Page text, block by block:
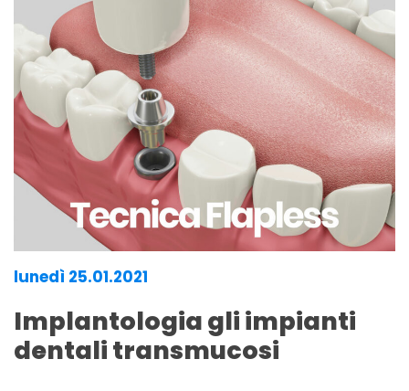
lunedì 25.01.2021
Implantologia gli impianti
dentali transmucosi